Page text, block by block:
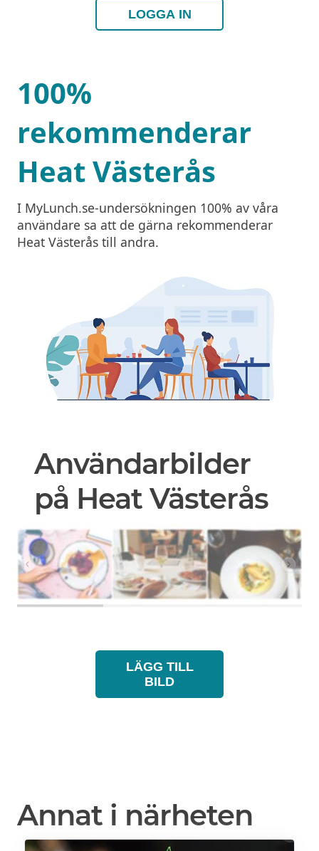
LOGGA IN
100%
rekommenderar
Heat Västerås
I MyLunch.se-undersökningen 100% av våra
användare sa att de gärna rekommenderar
Heat Västerås till andra.
Användarbilder
på Heat Västerås
LÄGG TILL
BILD
Annat i närheten